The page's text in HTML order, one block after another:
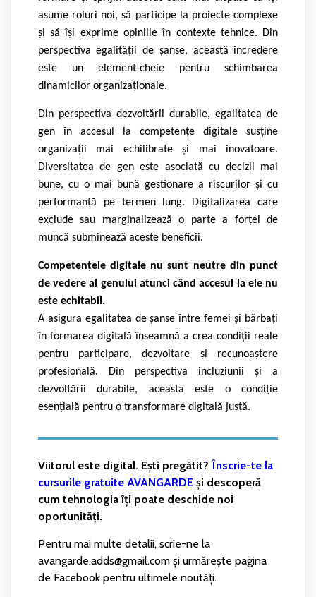
asume roluri noi, să participe la proiecte complexe
și să își exprime opiniile în contexte tehnice. Din
perspectiva egalității de șanse, această încredere
este un element-cheie pentru schimbarea
dinamicilor organizaționale.
Din perspectiva dezvoltării durabile, egalitatea de
gen în accesul la competențe digitale susține
organizații mai echilibrate și mai inovatoare.
Diversitatea de gen este asociată cu decizii mai
bune, cu o mai bună gestionare a riscurilor și cu
performanță pe termen lung. Digitalizarea care
exclude sau marginalizează o parte a forței de
muncă subminează aceste beneficii.
Competențele digitale nu sunt neutre din punct
de vedere al genului atunci când accesul la ele nu
este echitabil.
A asigura egalitatea de șanse între femei și bărbați
în formarea digitală înseamnă a crea condiții reale
pentru participare, dezvoltare și recunoaștere
profesională. Din perspectiva incluziunii și a
dezvoltării durabile, aceasta este o condiție
esențială pentru o transformare digitală justă.
Viitorul este digital. Ești pregătit? Înscrie-te la
cursurile gratuite AVANGARDE și descoperă
cum tehnologia îți poate deschide noi
oportunități.
Pentru mai multe detalii, scrie-ne la
avangarde.adds@gmail.com și urmărește pagina
de Facebook pentru ultimele noutăți.